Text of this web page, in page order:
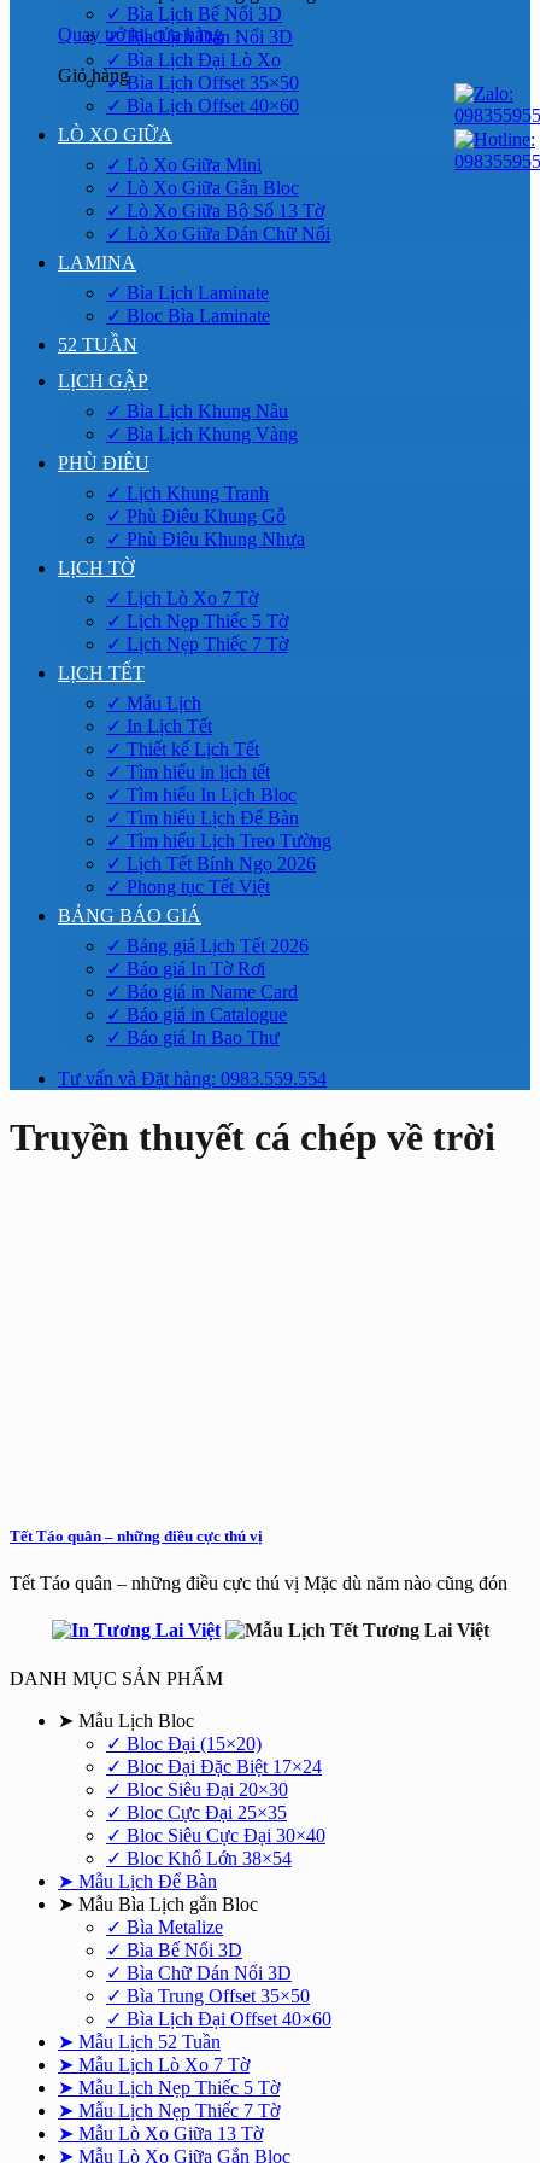
Quay trở lại cửa hàng
Giỏ hàng
✓ Bìa Lịch Bế Nổi 3D
✓ Bìa Lịch Dán Nổi 3D
✓ Bìa Lịch Đại Lò Xo
✓ Bìa Lịch Offset 35×50
✓ Bìa Lịch Offset 40×60
LÒ XO GIỮA
✓ Lò Xo Giữa Mini
✓ Lò Xo Giữa Gắn Bloc
✓ Lò Xo Giữa Bộ Số 13 Tờ
✓ Lò Xo Giữa Dán Chữ Nổi
LAMINA
✓ Bìa Lịch Laminate
✓ Bloc Bìa Laminate
52 TUẦN
LỊCH GẬP
✓ Bìa Lịch Khung Nâu
✓ Bìa Lịch Khung Vàng
PHÙ ĐIÊU
✓ Lịch Khung Tranh
✓ Phù Điêu Khung Gỗ
✓ Phù Điêu Khung Nhựa
LỊCH TỜ
✓ Lịch Lò Xo 7 Tờ
✓ Lịch Nẹp Thiếc 5 Tờ
✓ Lịch Nẹp Thiếc 7 Tờ
LỊCH TẾT
✓ Mẫu Lịch
✓ In Lịch Tết
✓ Thiết kế Lịch Tết
✓ Tìm hiểu in lịch tết
✓ Tìm hiểu In Lịch Bloc
✓ Tìm hiểu Lịch Để Bàn
✓ Tìm hiểu Lịch Treo Tường
✓ Lịch Tết Bính Ngọ 2026
✓ Phong tục Tết Việt
BẢNG BÁO GIÁ
✓ Bảng giá Lịch Tết 2026
✓ Báo giá In Tờ Rơi
✓ Báo giá in Name Card
✓ Báo giá in Catalogue
✓ Báo giá In Bao Thư
Tư vấn và Đặt hàng: 0983.559.554
Truyền thuyết cá chép về trời
Tết Táo quân – những điều cực thú vị
Tết Táo quân – những điều cực thú vị Mặc dù năm nào cũng đón
DANH MỤC SẢN PHẨM
➤ Mẫu Lịch Bloc
✓ Bloc Đại (15×20)
✓ Bloc Đại Đặc Biệt 17×24
✓ Bloc Siêu Đại 20×30
✓ Bloc Cực Đại 25×35
✓ Bloc Siêu Cực Đại 30×40
✓ Bloc Khổ Lớn 38×54
➤ Mẫu Lịch Để Bàn
➤ Mẫu Bìa Lịch gắn Bloc
✓ Bìa Metalize
✓ Bìa Bế Nổi 3D
✓ Bìa Chữ Dán Nổi 3D
✓ Bìa Trung Offset 35×50
✓ Bìa Lịch Đại Offset 40×60
➤ Mẫu Lịch 52 Tuần
➤ Mẫu Lịch Lò Xo 7 Tờ
➤ Mẫu Lịch Nẹp Thiếc 5 Tờ
➤ Mẫu Lịch Nẹp Thiếc 7 Tờ
➤ Mẫu Lò Xo Giữa 13 Tờ
➤ Mẫu Lò Xo Giữa Gắn Bloc